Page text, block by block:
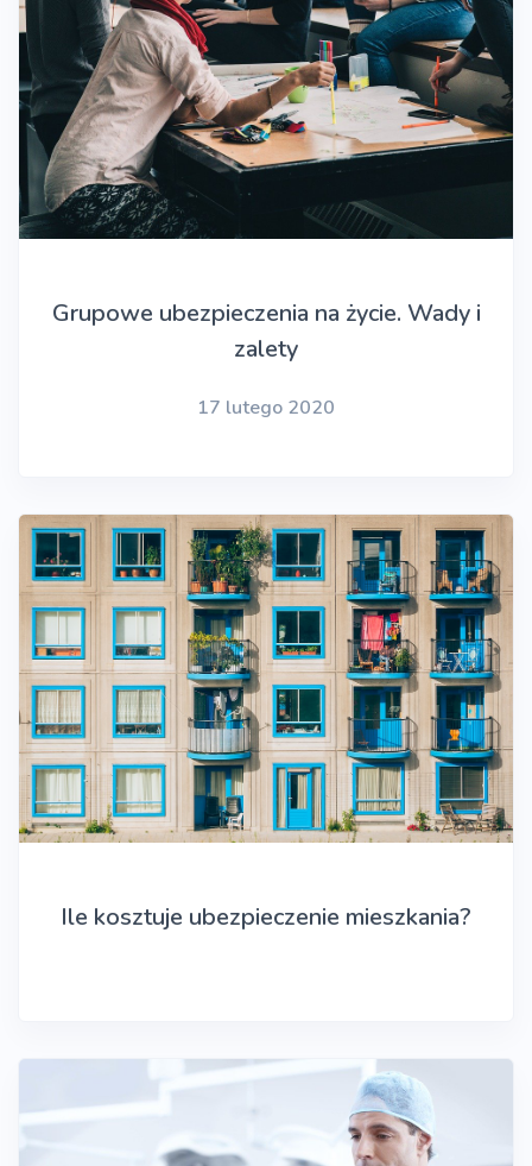
Grupowe ubezpieczenia na życie. Wady i
zalety
17 lutego 2020
Ile kosztuje ubezpieczenie mieszkania?